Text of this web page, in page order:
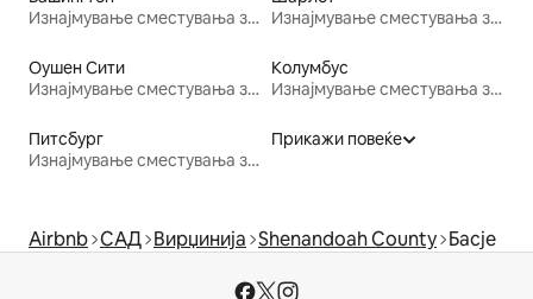
Изнајмување сместувања за одмор
Изнајмување сместувања за одмор
Оушен Сити
Изнајмување сместувања за одмор
Колумбус
Изнајмување сместувања за одмор
Питсбург
Изнајмување сместувања за одмор
Прикажи повеќе
Airbnb САД Вирџинија Shenandoah County Басје